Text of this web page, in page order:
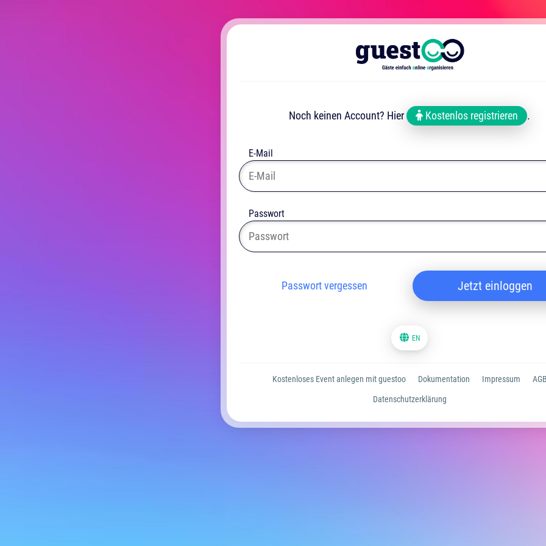
Noch keinen Account? Hier Kostenlos registrieren .
E-Mail
Passwort
Jetzt einloggen
Passwort vergessen
EN
Kostenloses Event anlegen mit guestoo Dokumentation Impressum
Datenschutzerklärung